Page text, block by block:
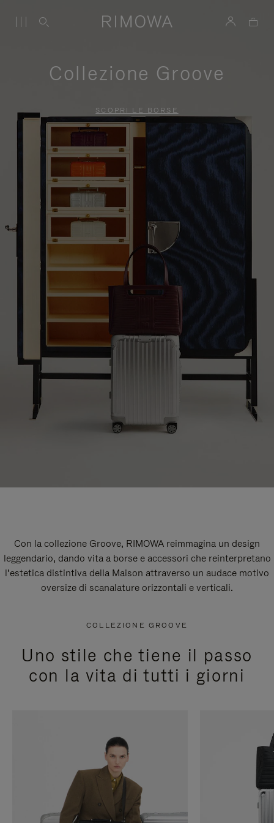
Collezione Groove
SCOPRI LE BORSE
Con la collezione Groove, RIMOWA reimmagina un design
leggendario, dando vita a borse e accessori che reinterpretano
l’estetica distintiva della Maison attraverso un audace motivo
oversize di scanalature orizzontali e verticali.
COLLEZIONE GROOVE
Uno stile che tiene il passo
con la vita di tutti i giorni